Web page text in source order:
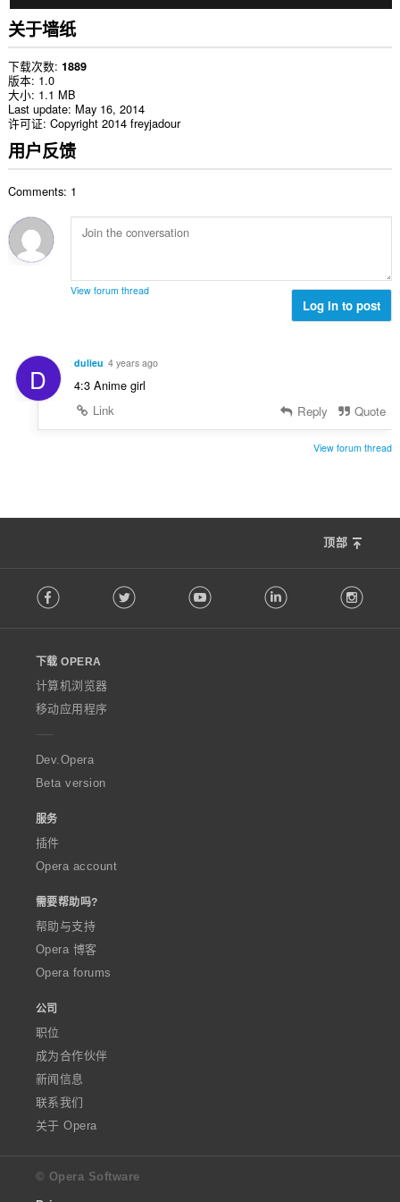
关于墙纸
下载次数 1889
版本 1.0
大小 1.1 MB
Last update May 16, 2014
许可证 Copyright 2014 freyjadour
用户反馈
Comments: 1
View forum thread
Log in to post
D dulieu 4 years ago
4:3 Anime girl
Link
Reply Quote
View forum thread
顶部
o
w
O
p
e
a
Facebook Twitter Youtube LinkedIn
下载 OPERA
计算机浏览器
移动应用程序
Dev.Opera
Beta version
服务
插件
Opera account
需要帮助吗?
帮助与支持
Opera 博客
Opera forums
公司
职位
成为合作伙伴
新闻信息
联系我们
关于 Opera
© Opera Software